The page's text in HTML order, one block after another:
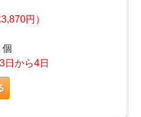
円）
個
日から4日